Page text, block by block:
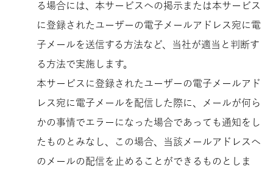
る場合には、本サービスへの掲示または本サービス
に登録されたユーザーの電子メールアドレス宛に電
子メールを送信する方法など、当社が適当と判断す
る方法で実施します。
本サービスに登録されたユーザーの電子メールアド
レス宛に電子メールを配信した際に、メールが何ら
かの事情でエラーになった場合であっても通知をし
たものとみなし、この場合、当該メールアドレスへ
のメールの配信を止めることができるものとしま